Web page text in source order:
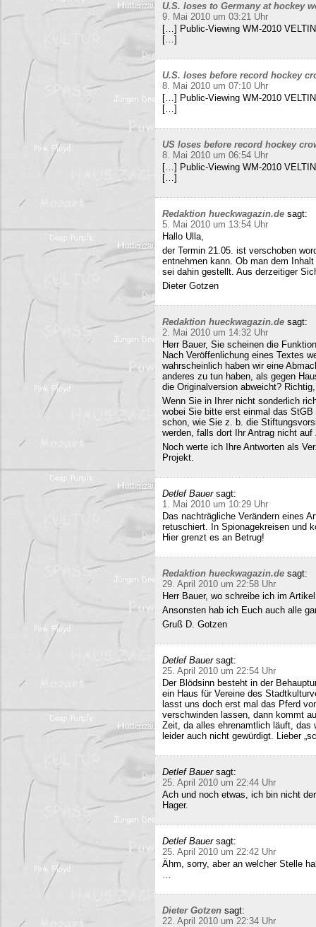
U.S. loses to Germany at hockey
9. Mai 2010 um 03:21 Uhr
[…] Public-Viewing WM-2010
[…]
U.S. loses before record hockey
8. Mai 2010 um 07:10 Uhr
[…] Public-Viewing WM-2010
[…]
US loses before record hockey
8. Mai 2010 um 06:54 Uhr
[…] Public-Viewing WM-2010
[…]
Redaktion hueckwagazin.de sagt:
5. Mai 2010 um 13:54 Uhr
Hallo Ulla,
der Termin 21.05. ist verschoben
entnehmen kann. Ob man dem
sei dahin gestellt. Aus derzeitiger
Dieter Gotzen
Redaktion hueckwagazin.de sagt:
2. Mai 2010 um 14:32 Uhr
Herr Bauer, Sie scheinen die
Nach Veröffenlichung eines Textes
wahrscheinlich haben wir eine
anderes zu tun haben, als gegen
die Originalversion abweicht?
Wenn Sie in Ihrer nicht sonderlich
wobei Sie bitte erst einmal das
schon, wie Sie z. b. die
werden, falls dort Ihr Antrag nicht
Noch werte ich Ihre Antworten als
Projekt.
Detlef Bauer sagt:
1. Mai 2010 um 10:29 Uhr
Das nachträgliche Verändern eines
retuschiert. In Spionagekreisen und
Hier grenzt es an Betrug!
Redaktion hueckwagazin.de sagt:
29. April 2010 um 22:58 Uhr
Herr Bauer, wo schreibe ich im
Ansonsten hab ich Euch auch alle
Gruß D. Gotzen
Detlef Bauer sagt:
25. April 2010 um 22:54 Uhr
Der Blödsinn besteht in der
ein Haus für Vereine des
lasst uns doch erst mal das Pferd
verschwinden lassen, dann kommt
Zeit, da alles ehrenamtlich läuft, das
leider auch nicht gewürdigt. Lieber
Detlef Bauer sagt:
25. April 2010 um 22:44 Uhr
Ach und noch etwas, ich bin nicht
Hager.
Detlef Bauer sagt:
25. April 2010 um 22:42 Uhr
Ähm, sorry, aber an welcher Stelle
…
Dieter Gotzen sagt:
22. April 2010 um 22:34 Uhr